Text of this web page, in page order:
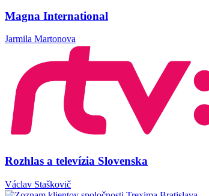
Magna International
Jarmila Martonova
Rozhlas a televízia Slovenska
Václav Staškovič